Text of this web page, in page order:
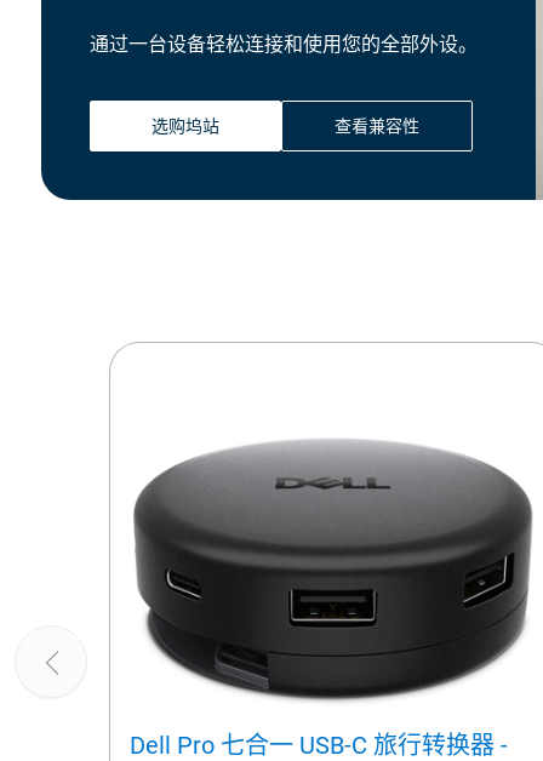
通过一台设备轻松连接和使用您的全部外设。
选购坞站 查看兼容性
Dell Pro 七合一 USB-C 旅行转换器 -